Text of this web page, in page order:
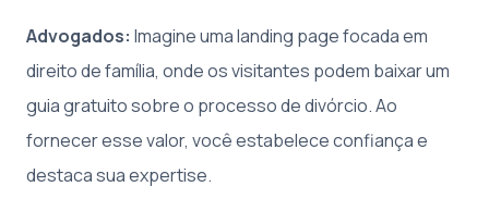
Advogados: Imagine uma landing page focada em
direito de família, onde os visitantes podem baixar um
guia gratuito sobre o processo de divórcio. Ao
fornecer esse valor, você estabelece confiança e
destaca sua expertise.